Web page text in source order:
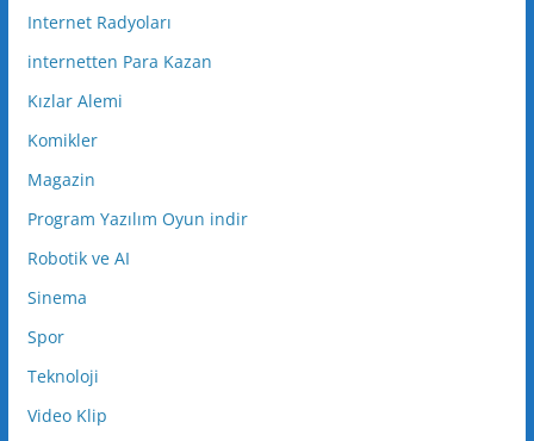
Internet Radyoları
internetten Para Kazan
Kızlar Alemi
Komikler
Magazin
Program Yazılım Oyun indir
Robotik ve AI
Sinema
Spor
Teknoloji
Video Klip